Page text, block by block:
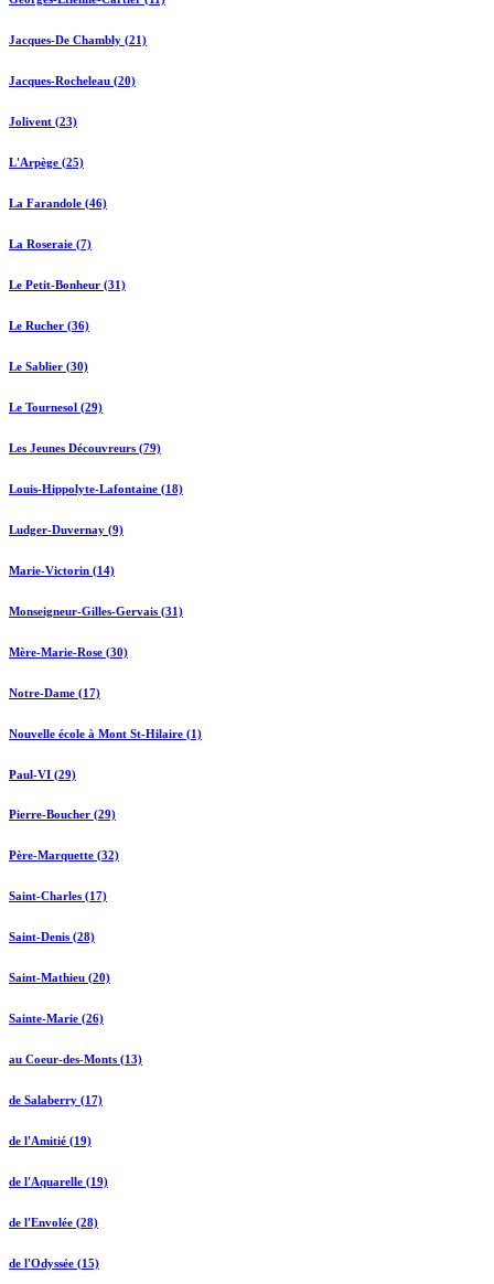
Jacques-De Chambly (21)
Jacques-Rocheleau (20)
Jolivent (23)
L'Arpège (25)
La Farandole (46)
La Roseraie (7)
Le Petit-Bonheur (31)
Le Rucher (36)
Le Sablier (30)
Le Tournesol (29)
Les Jeunes Découvreurs (79)
Louis-Hippolyte-Lafontaine (18)
Ludger-Duvernay (9)
Marie-Victorin (14)
Monseigneur-Gilles-Gervais (31)
Mère-Marie-Rose (30)
Notre-Dame (17)
Nouvelle école à Mont St-Hilaire (1)
Paul-VI (29)
Pierre-Boucher (29)
Père-Marquette (32)
Saint-Charles (17)
Saint-Denis (28)
Saint-Mathieu (20)
Sainte-Marie (26)
au Coeur-des-Monts (13)
de Salaberry (17)
de l'Amitié (19)
de l'Aquarelle (19)
de l'Envolée (28)
de l'Odyssée (15)